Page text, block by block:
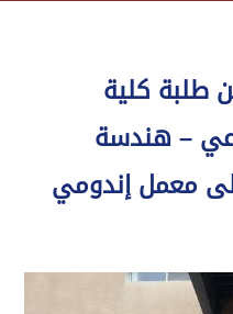
طلبة كلية
– هندسة
معمل إندومي